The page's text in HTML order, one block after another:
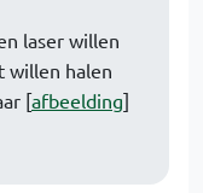
laser willen
willen halen
[afbeelding]